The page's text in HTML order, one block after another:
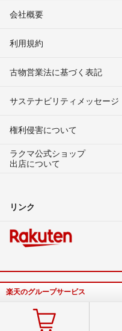
会社概要
利用規約
古物営業法に基づく表記
サステナビリティメッセージ
権利侵害について
ラクマ公式ショップ
出店について
リンク
楽天のグループサービス